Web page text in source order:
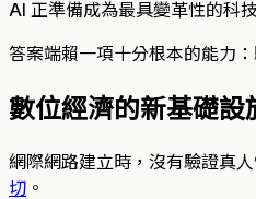
AI 正準備成為最具變革性的科
答案端賴一項十分根本的能力
數位經濟的新基礎設
網際網路建立時，沒有驗證真
切 。